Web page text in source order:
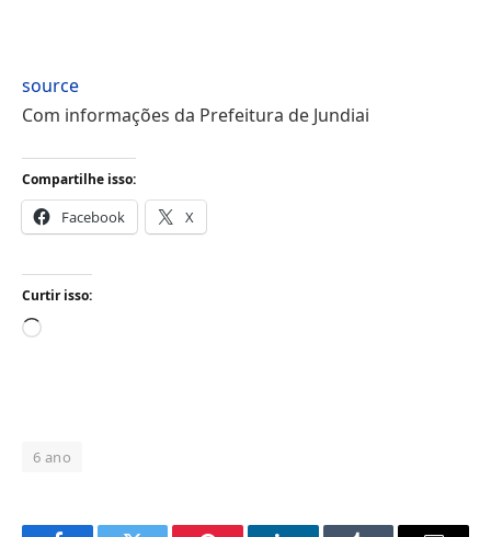
source
Com informações da Prefeitura de Jundiai
Compartilhe isso:
Facebook X
Curtir isso:
Carregando...
6 ano